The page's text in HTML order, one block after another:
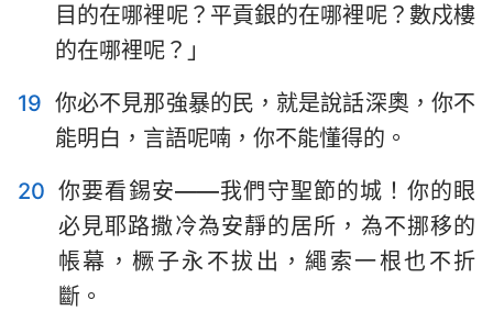
57
58 59 60 61 62
63
64
65 66
目的在哪裡呢？平貢銀的在哪裡呢？數戍樓
的在哪裡呢？」
19 你必不見那強暴的民，就是說話深奧，你不
能明白，言語呢喃，你不能懂得的。
20 你要看錫安——我們守聖節的城！你的眼
必見耶路撒冷為安靜的居所，為不挪移的
帳幕，橛子永不拔出，繩索一根也不折
斷。